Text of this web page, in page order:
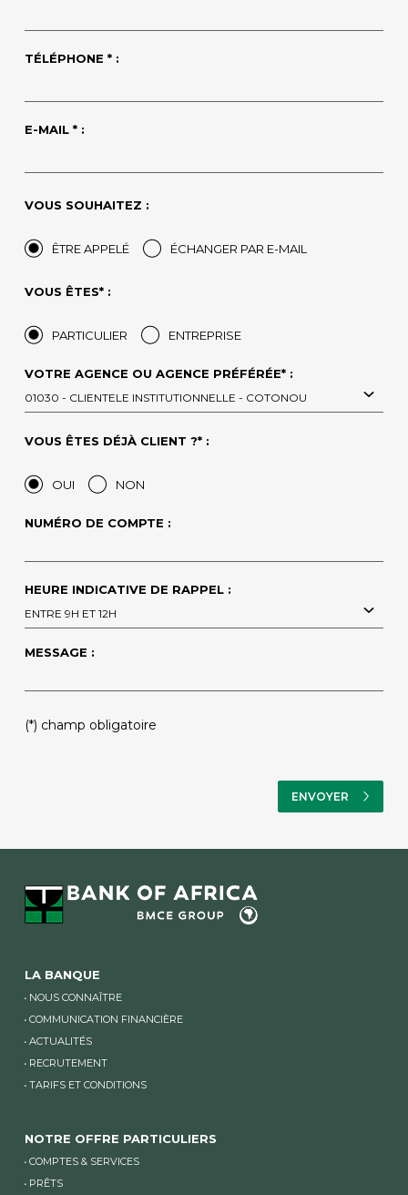
TÉLÉPHONE * :
E-MAIL * :
VOUS SOUHAITEZ :
ÊTRE APPELÉ ÉCHANGER PAR E-MAIL
VOUS ÊTES* :
PARTICULIER ENTREPRISE
VOTRE AGENCE OU AGENCE PRÉFÉRÉE* :
01030 - CLIENTELE INSTITUTIONNELLE - COTONOU
VOUS ÊTES DÉJÀ CLIENT ?* :
OUI NON
NUMÉRO DE COMPTE :
HEURE INDICATIVE DE RAPPEL :
ENTRE 9H ET 12H
MESSAGE :
PLEASE
LEAVE
(*) champ obligatoire
LA BANQUE
NOUS CONNAÎTRE
COMMUNICATION FINANCIÈRE
ACTUALITÉS
RECRUTEMENT
TARIFS ET CONDITIONS
NOTRE OFFRE PARTICULIERS
COMPTES & SERVICES
PRÊTS